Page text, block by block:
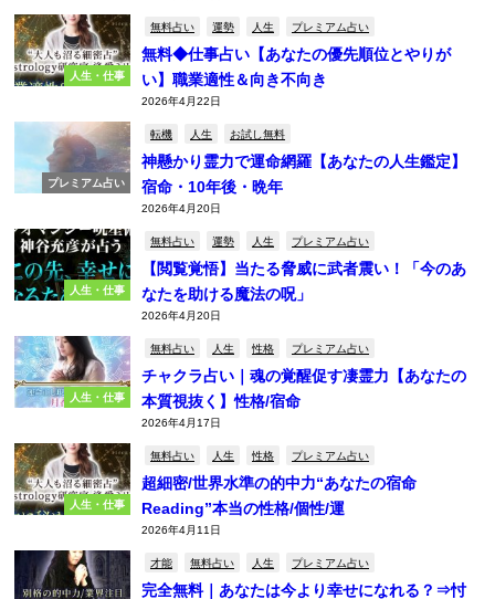
人生・仕事
無料占い 運勢 人生 プレミアム占い
無料◆仕事占い【あなたの優先順位とやりが
い】職業適性＆向き不向き
2026年4月22日
プレミアム占い
転機 人生 お試し無料
神懸かり霊力で運命網羅【あなたの人生鑑定】
宿命・10年後・晩年
2026年4月20日
人生・仕事
無料占い 運勢 人生 プレミアム占い
【閲覧覚悟】当たる脅威に武者震い！「今のあ
なたを助ける魔法の呪」
2026年4月20日
人生・仕事
無料占い 人生 性格 プレミアム占い
チャクラ占い｜魂の覚醒促す凄霊力【あなたの
本質視抜く】性格/宿命
2026年4月17日
人生・仕事
無料占い 人生 性格 プレミアム占い
超細密/世界水準の的中力“あなたの宿命
Reading”本当の性格/個性/運
2026年4月11日
才能 無料占い 人生 プレミアム占い
完全無料｜あなたは今より幸せになれる？⇒忖